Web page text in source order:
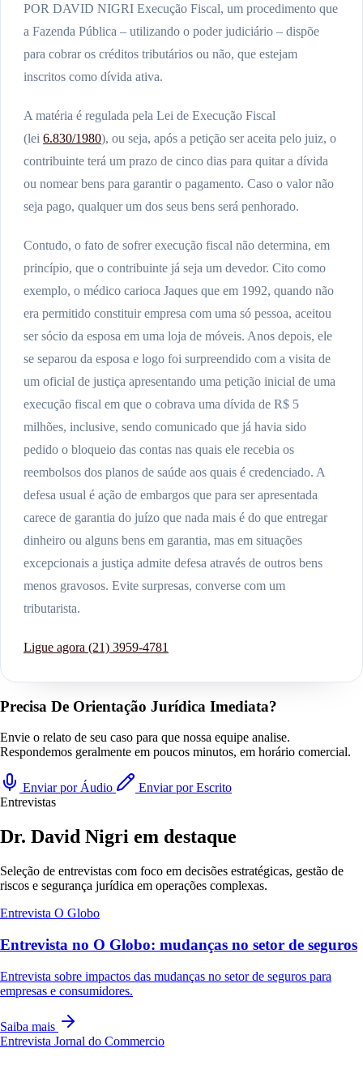
POR DAVID NIGRI Execução Fiscal, um procedimento que
a Fazenda Pública – utilizando o poder judiciário – dispõe
para cobrar os créditos tributários ou não, que estejam
inscritos como dívida ativa.
A matéria é regulada pela Lei de Execução Fiscal
(lei 6.830/1980), ou seja, após a petição ser aceita pelo juiz, o
contribuinte terá um prazo de cinco dias para quitar a dívida
ou nomear bens para garantir o pagamento. Caso o valor não
seja pago, qualquer um dos seus bens será penhorado.
Contudo, o fato de sofrer execução fiscal não determina, em
princípio, que o contribuinte já seja um devedor. Cito como
exemplo, o médico carioca Jaques que em 1992, quando não
era permitido constituir empresa com uma só pessoa, aceitou
ser sócio da esposa em uma loja de móveis. Anos depois, ele
se separou da esposa e logo foi surpreendido com a visita de
um oficial de justiça apresentando uma petição inicial de uma
execução fiscal em que o cobrava uma dívida de R$ 5
milhões, inclusive, sendo comunicado que já havia sido
pedido o bloqueio das contas nas quais ele recebia os
reembolsos dos planos de saúde aos quais é credenciado. A
defesa usual é ação de embargos que para ser apresentada
carece de garantia do juízo que nada mais é do que entregar
dinheiro ou alguns bens em garantia, mas em situações
excepcionais a justiça admite defesa através de outros bens
menos gravosos. Evite surpresas, converse com um
tributarista.
Ligue agora (21) 3959-4781
Precisa De Orientação Jurídica Imediata?
Envie o relato de seu caso para que nossa equipe analise.
Respondemos geralmente em poucos minutos, em horário comercial.
Enviar por Áudio
Enviar por Escrito
Entrevistas
Dr. David Nigri em destaque
Seleção de entrevistas com foco em decisões estratégicas, gestão de
riscos e segurança jurídica em operações complexas.
Entrevista O Globo
Entrevista no O Globo: mudanças no setor de seguros
Entrevista sobre impactos das mudanças no setor de seguros para
empresas e consumidores.
Saiba mais
Entrevista Jornal do Commercio